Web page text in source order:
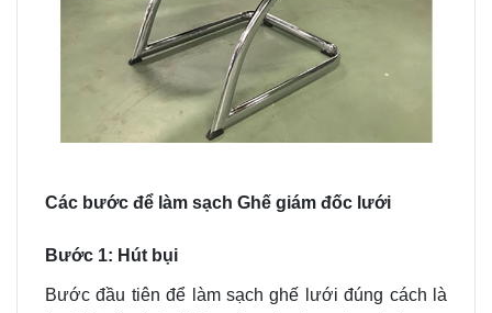
Các bước để làm sạch Ghế giám đốc lưới
Bước 1: Hút bụi
Bước đầu tiên để làm sạch ghế lưới đúng cách là